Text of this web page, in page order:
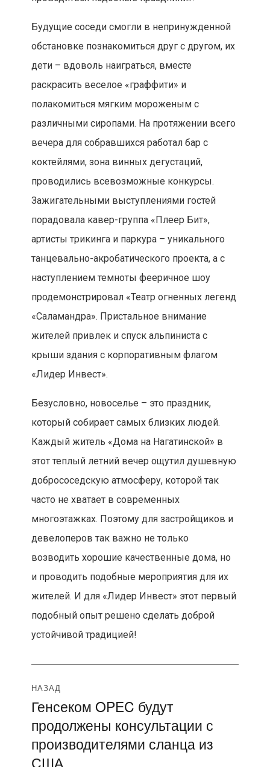
Будущие соседи смогли в непринужденной
обстановке познакомиться друг с другом, их
дети – вдоволь наиграться, вместе
раскрасить веселое «граффити» и
полакомиться мягким мороженым с
различными сиропами. На протяжении всего
вечера для собравшихся работал бар с
коктейлями, зона винных дегустаций,
проводились всевозможные конкурсы.
Зажигательными выступлениями гостей
порадовала кавер-группа «Плеер Бит»,
артисты трикинга и паркура – уникального
танцевально-акробатического проекта, а с
наступлением темноты фееричное шоу
продемонстрировал «Театр огненных легенд
«Саламандра». Пристальное внимание
жителей привлек и спуск альпиниста с
крыши здания с корпоративным флагом
«Лидер Инвест».
Безусловно, новоселье – это праздник,
который собирает самых близких людей.
Каждый житель «Дома на Нагатинской» в
этот теплый летний вечер ощутил душевную
добрососедскую атмосферу, которой так
часто не хватает в современных
многоэтажках. Поэтому для застройщиков и
девелоперов так важно не только
возводить хорошие качественные дома, но
и проводить подобные мероприятия для их
жителей. И для «Лидер Инвест» этот первый
подобный опыт решено сделать доброй
устойчивой традицией!
Навигация
по
записям
НАЗАД
Предыдущая
запись:
Генсеком OPEC будут
продолжены консультации с
производителями сланца из
США